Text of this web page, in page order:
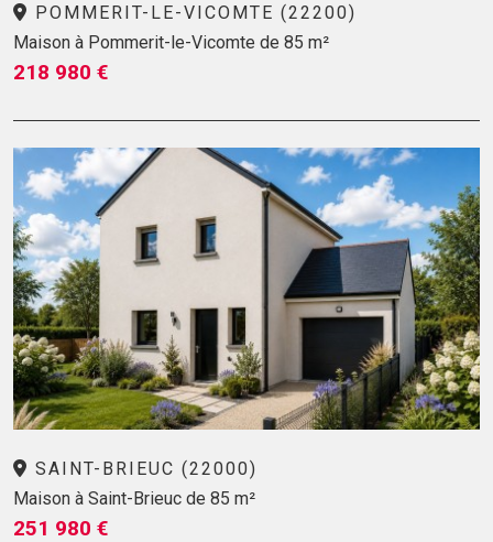
POMMERIT-LE-VICOMTE (22200)
Maison à Pommerit-le-Vicomte de 85 m²
218 980 €
SAINT-BRIEUC (22000)
Maison à Saint-Brieuc de 85 m²
251 980 €